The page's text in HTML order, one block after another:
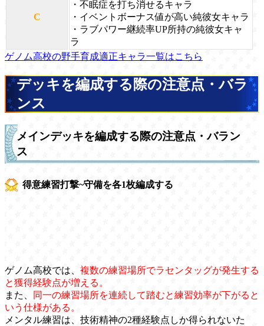
C
・不眠症を打ち消せるキャラ
・イベントボーナス値が高い純彼女キャラ
・ラブパワー継続率UP所持の純彼女キャ
ラ
ゲノム高校の野手育成適正キャラ一覧はこちら
デッキを編成する際の注意点・バラ
ンス
メインデッキを編成する際の注意点・バラン
ス
得意練習打撃~守備を各1枚編成する
ゲノム高校では、 複数の練習場所でラセンタッグが発生する
と獲得経験点が増える。
また、
同一の練習場所を連続して踏むと練習効率が下がると
いう仕様がある。
メンタル練習は、技術精神の2種経験点しか得られないた